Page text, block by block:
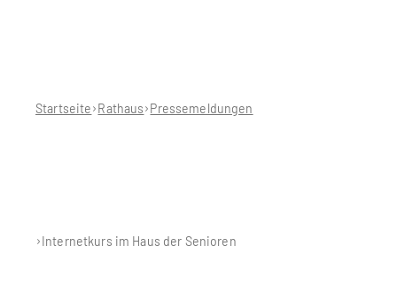
Startseite Rathaus Pressemeldungen
Internetkurs im Haus der Senioren